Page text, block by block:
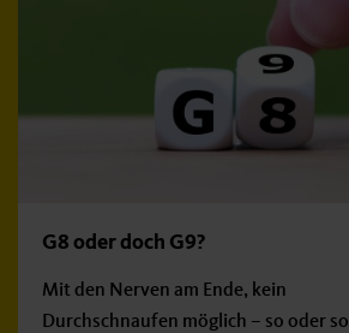
G8 oder doch G9?
Mit den Nerven am Ende, kein
Durchschnaufen möglich – so oder so